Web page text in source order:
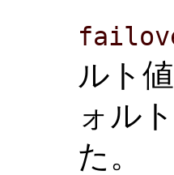
ルト
ォル
た。